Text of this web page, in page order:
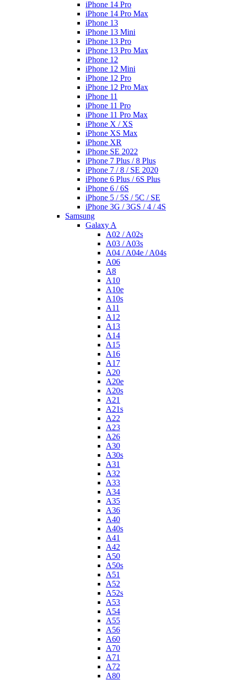
iPhone 14 Pro
iPhone 14 Pro Max
iPhone 13
iPhone 13 Mini
iPhone 13 Pro
iPhone 13 Pro Max
iPhone 12
iPhone 12 Mini
iPhone 12 Pro
iPhone 12 Pro Max
iPhone 11
iPhone 11 Pro
iPhone 11 Pro Max
iPhone X / XS
iPhone XS Max
iPhone XR
iPhone SE 2022
iPhone 7 Plus / 8 Plus
iPhone 7 / 8 / SE 2020
iPhone 6 Plus / 6S Plus
iPhone 6 / 6S
iPhone 5 / 5S / 5C / SE
iPhone 3G / 3GS / 4 / 4S
Samsung
Galaxy A
A02 / A02s
A03 / A03s
A04 / A04e / A04s
A06
A8
A10
A10e
A10s
A11
A12
A13
A14
A15
A16
A17
A20
A20e
A20s
A21
A21s
A22
A23
A26
A30
A30s
A31
A32
A33
A34
A35
A36
A40
A40s
A41
A42
A50
A50s
A51
A52
A52s
A53
A54
A55
A56
A60
A70
A71
A72
A80